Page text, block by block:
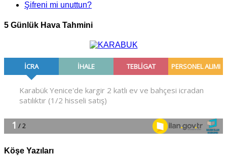
Şifreni mi unuttun?
5 Günlük Hava Tahmini
Köşe Yazıları